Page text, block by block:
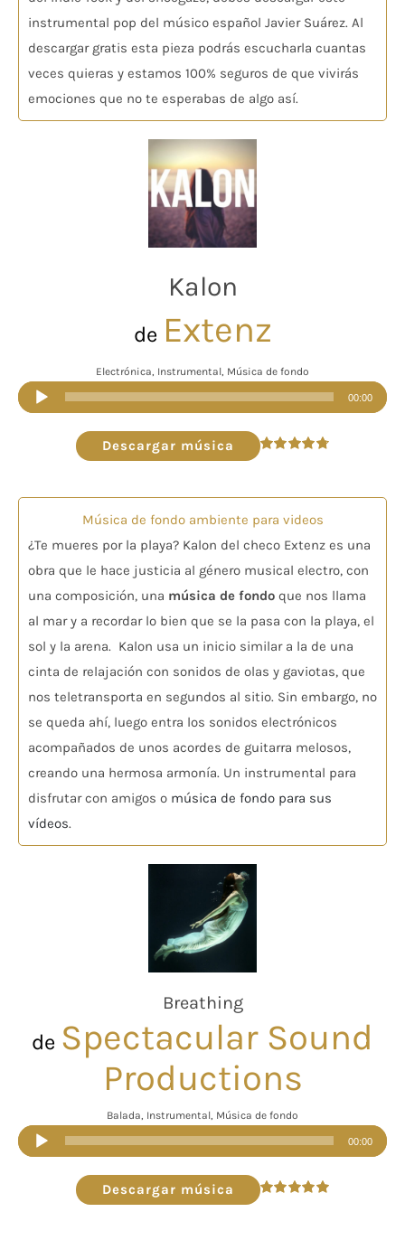
instrumental pop del músico español Javier Suárez. Al
descargar gratis esta pieza podrás escucharla cuantas
veces quieras y estamos 100% seguros de que vivirás
emociones que no te esperabas de algo así.
Kalon
de Extenz
Electrónica, Instrumental, Música de fondo
Reproductor
de
audio
00:00
Descargar música
Música de fondo ambiente para videos
¿Te mueres por la playa? Kalon del checo Extenz es una
obra que le hace justicia al género musical electro, con
una composición, una música de fondo que nos llama
al mar y a recordar lo bien que se la pasa con la playa, el
sol y la arena. Kalon usa un inicio similar a la de una
cinta de relajación con sonidos de olas y gaviotas, que
nos teletransporta en segundos al sitio. Sin embargo, no
se queda ahí, luego entra los sonidos electrónicos
acompañados de unos acordes de guitarra melosos,
creando una hermosa armonía. Un instrumental para
disfrutar con amigos o música de fondo para sus
vídeos.
Breathing
de Spectacular Sound
Productions
Balada, Instrumental, Música de fondo
Reproductor
de
audio
00:00
Descargar música